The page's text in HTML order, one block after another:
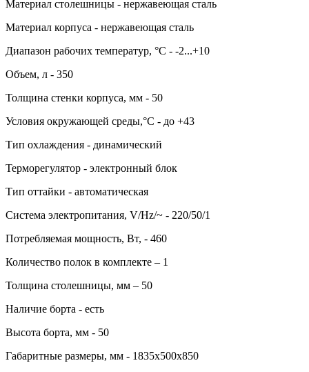
Материал столешницы - нержавеющая сталь
Материал корпуса - нержавеющая сталь
Диапазон рабочих температур, °C - -2...+10
Объем, л - 350
Толщина стенки корпуса, мм - 50
Условия окружающей среды,°C - до +43
Тип охлаждения - динамический
Терморегулятор - электронный блок
Тип оттайки - автоматическая
Система электропитания, V/Hz/~ - 220/50/1
Потребляемая мощность, Вт, - 460
Количество полок в комплекте – 1
Толщина столешницы, мм – 50
Наличие борта - есть
Высота борта, мм - 50
Габаритные размеры, мм - 1835х500х850